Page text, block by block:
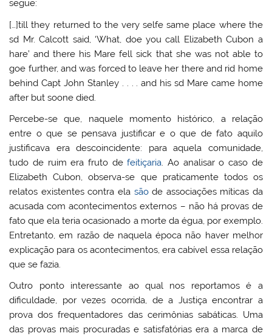
segue:
[…]till they returned to the very selfe same place where the
sd Mr. Calcott said, ‘What, doe you call Elizabeth Cubon a
hare’ and there his Mare fell sick that she was not able to
goe further, and was forced to leave her there and rid home
behind Capt John Stanley . . . . and his sd Mare came home
after but soone died.
Percebe-se que, naquele momento histórico, a relação
entre o que se pensava justificar e o que de fato aquilo
justificava era descoincidente: para aquela comunidade,
tudo de ruim era fruto defeitiçaria. Ao analisar o caso de
Elizabeth Cubon, observa-se que praticamente todos os
relatos existentes contra ela sãode associações míticas da
acusada com acontecimentos externos – não há provas de
fato que ela teria ocasionado a morte da égua, por exemplo.
Entretanto, em razão de naquela época não haver melhor
explicação para os acontecimentos, era cabível essa relação
que se fazia.
Outro ponto interessante ao qual nos reportamos é a
dificuldade, por vezes ocorrida, de a Justiça encontrar a
prova dos frequentadores das cerimônias sabáticas. Uma
das provas mais procuradas e satisfatórias era a marca de